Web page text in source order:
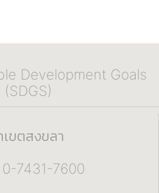
Development Goals
(SDGS)
เขตสงขลา
0-7431-7600